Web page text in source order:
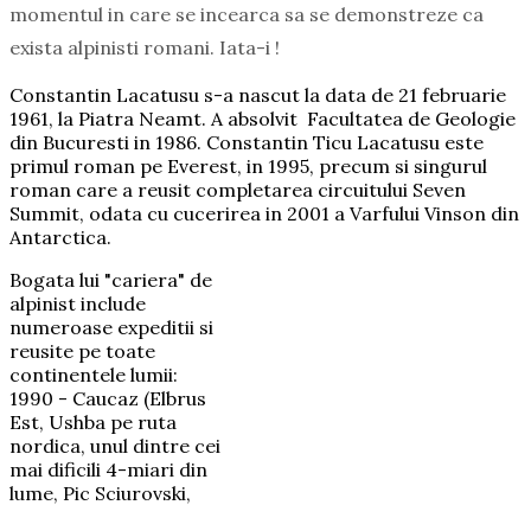
momentul in care se incearca sa se demonstreze ca
exista alpinisti romani. Iata-i !
Constantin Lacatusu s-a nascut la data de 21 februarie
1961, la Piatra Neamt. A absolvit Facultatea de Geologie
din Bucuresti in 1986. Constantin Ticu Lacatusu este
primul roman pe Everest, in 1995, precum si singurul
roman care a reusit completarea circuitului Seven
Summit, odata cu cucerirea in 2001 a Varfului Vinson din
Antarctica.
Bogata lui "cariera" de
alpinist include
numeroase expeditii si
reusite pe toate
continentele lumii:
1990 - Caucaz (Elbrus
Est, Ushba pe ruta
nordica, unul dintre cei
mai dificili 4-miari din
lume, Pic Sciurovski,